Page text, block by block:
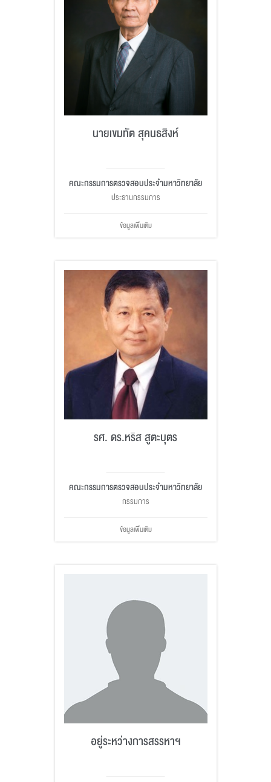
นายเขมทัต สุคนธสิงห์
คณะกรรมการตรวจสอบประจำมหาวิทยาลัย
ประธานกรรมการ
ข้อมูลเพิ่มเติม
รศ. ดร.หริส สูตะบุตร
คณะกรรมการตรวจสอบประจำมหาวิทยาลัย
กรรมการ
ข้อมูลเพิ่มเติม
อยู่ระหว่างการสรรหาฯ